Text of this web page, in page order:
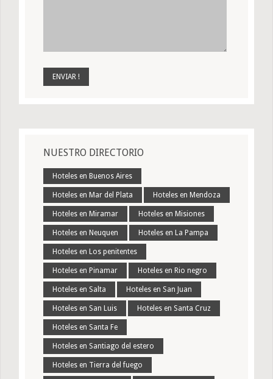
NUESTRO DIRECTORIO
Hoteles en Buenos Aires
Hoteles en Mar del Plata Hoteles en Mendoza
Hoteles en Miramar Hoteles en Misiones
Hoteles en Neuquen Hoteles en La Pampa
Hoteles en Los penitentes
Hoteles en Pinamar Hoteles en Rio negro
Hoteles en Salta Hoteles en San Juan
Hoteles en San Luis Hoteles en Santa Cruz
Hoteles en Santa Fe
Hoteles en Santiago del estero
Hoteles en Tierra del fuego